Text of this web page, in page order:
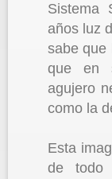
Sistema
años luz
sabe que
que en
agujero
como la
Esta
de todo